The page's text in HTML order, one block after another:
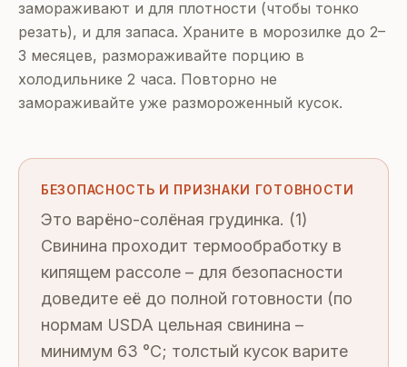
замораживают и для плотности (чтобы тонко
резать), и для запаса. Храните в морозилке до 2–
3 месяцев, размораживайте порцию в
холодильнике 2 часа. Повторно не
замораживайте уже размороженный кусок.
БЕЗОПАСНОСТЬ И ПРИЗНАКИ ГОТОВНОСТИ
Это варёно-солёная грудинка. (1)
Свинина проходит термообработку в
кипящем рассоле – для безопасности
доведите её до полной готовности (по
нормам USDA цельная свинина –
минимум 63 °C; толстый кусок варите